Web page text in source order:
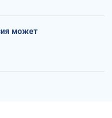
может